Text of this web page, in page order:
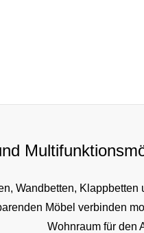
Wandbetten,
Möbel verbinden
Wohnraum für den